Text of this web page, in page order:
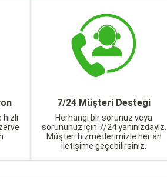
7/24 Müşteri Desteği
Herhangi bir sorunuz veya
sorununuz için 7/24 yanınızdayız.
Müşteri hizmetlerimizle her an
iletişime geçebilirsiniz.